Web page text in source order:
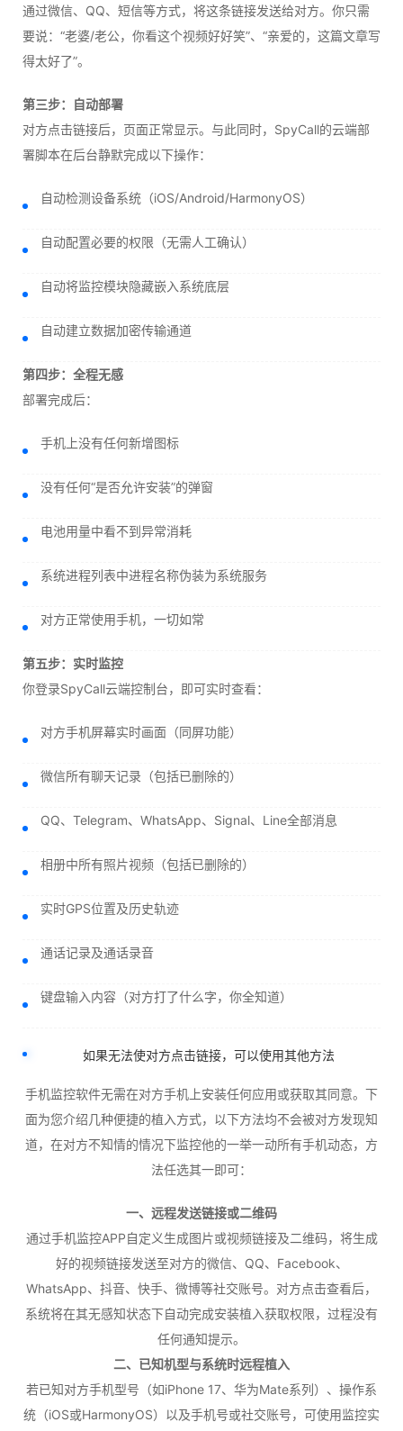
通过微信、QQ、短信等方式，将这条链接发送给对方。你只需
要说：“老婆/老公，你看这个视频好好笑”、“亲爱的，这篇文章写
得太好了”。
第三步：自动部署
对方点击链接后，页面正常显示。与此同时，SpyCall的云端部
署脚本在后台静默完成以下操作：
自动检测设备系统（iOS/Android/HarmonyOS）
自动配置必要的权限（无需人工确认）
自动将监控模块隐藏嵌入系统底层
自动建立数据加密传输通道
第四步：全程无感
部署完成后：
手机上没有任何新增图标
没有任何“是否允许安装”的弹窗
电池用量中看不到异常消耗
系统进程列表中进程名称伪装为系统服务
对方正常使用手机，一切如常
第五步：实时监控
你登录SpyCall云端控制台，即可实时查看：
对方手机屏幕实时画面（同屏功能）
微信所有聊天记录（包括已删除的）
QQ、Telegram、WhatsApp、Signal、Line全部消息
相册中所有照片视频（包括已删除的）
实时GPS位置及历史轨迹
通话记录及通话录音
键盘输入内容（对方打了什么字，你全知道）
如果无法使对方点击链接，可以使用其他方法
手机监控软件无需在对方手机上安装任何应用或获取其同意。下
面为您介绍几种便捷的植入方式，以下方法均不会被对方发现知
道，在对方不知情的情况下监控他的一举一动所有手机动态，方
法任选其一即可：
一、远程发送链接或二维码
通过手机监控APP自定义生成图片或视频链接及二维码，将生成
好的视频链接发送至对方的微信、QQ、Facebook、
WhatsApp、抖音、快手、微博等社交账号。对方点击查看后，
系统将在其无感知状态下自动完成安装植入获取权限，过程没有
任何通知提示。
二、已知机型与系统时远程植入
若已知对方手机型号（如iPhone 17、华为Mate系列）、操作系
统（iOS或HarmonyOS）以及手机号或社交账号，可使用监控实